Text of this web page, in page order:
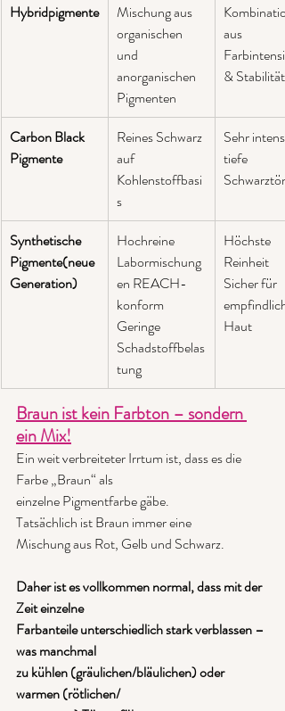
Hybridpigmente
Mischung aus
organischen
und
anorganischen
Pigmenten
aus
& Stabilität
Carbon Black
Pigmente
Reines Schwarz
auf
Kohlenstoffbasi
s
Sehr
tiefe
Schwarztöne
Synthetische
Pigmente(neue
Generation)
Hochreine
Labormischung
en REACH-
konform
Geringe
Schadstoffbelas
tung
Höchste
Reinheit
Sicher für
Haut
Braun ist kein Farbton – sondern
ein Mix!
Ein weit verbreiteter Irrtum ist, dass es die
Farbe „Braun“ als
einzelne Pigmentfarbe gäbe.
Tatsächlich ist Braun immer eine
Mischung aus Rot, Gelb und Schwarz.
Daher ist es vollkommen normal, dass mit der
Zeit einzelne
Farbanteile unterschiedlich stark verblassen –
was manchmal
zu kühlen (gräulichen/bläulichen) oder
warmen (rötlichen/